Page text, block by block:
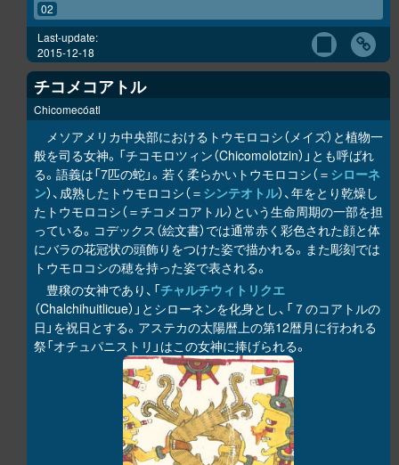
02
Last-update:
2015-12-18
チコメコアトル
Chicomecóatl
メソアメリカ中央部におけるトウモロコシ（メイズ）と植物一
般を司る女神。「チコモロツィン（Chicomolotzin）」とも呼ばれ
る。語義は「7匹の蛇」。若く柔らかいトウモロコシ（＝ シローネ
ン）、成熟したトウモロコシ（＝ シンテオトル）、年をとり乾燥し
たトウモロコシ（＝チコメコアトル）という生命周期の一部を担
っている。コデックス（絵文書）では通常赤く彩色された顔と体
にバラの花冠状の頭飾りをつけた姿で描かれる。また彫刻では
トウモロコシの穂を持った姿で表される。
豊穣の女神であり、「チャルチウィトリクエ
（Chalchihuitlicue）」とシローネンを化身とし、「７のコアトルの
日」を祝日とする。アステカの太陽暦上の第12暦月に行われる
祭「オチュパニストリ」はこの女神に捧げられる。